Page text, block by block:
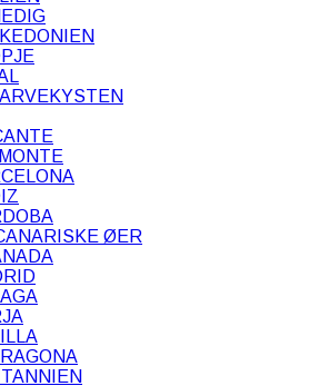
ØER